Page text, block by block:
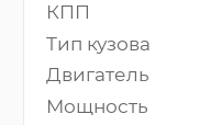
КПП
Тип кузова
Двигатель
Мощность